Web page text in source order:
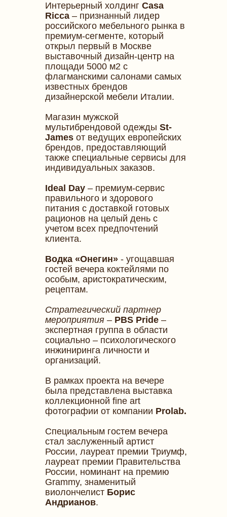
Интерьерный холдинг Casa
Ricca – признанный лидер
российского мебельного рынка в
премиум-сегменте, который
открыл первый в Москве
выставочный дизайн-центр на
площади 5000 м2 с
флагманскими салонами самых
известных брендов
дизайнерской мебели Италии.
Магазин мужской
мультибрендовой одежды St-
James от ведущих европейских
брендов, предоставляющий
также специальные сервисы для
индивидуальных заказов.
Ideal Day – премиум-сервис
правильного и здорового
питания с доставкой готовых
рационов на целый день с
учетом всех предпочтений
клиента.
Водка «Онегин» - угощавшая
гостей вечера коктейлями по
особым, аристократическим,
рецептам.
Стратегический партнер
мероприятия – PBS Pride –
экспертная группа в области
социально – психологического
инжиниринга личности и
организаций.
В рамках проекта на вечере
была представлена выставка
коллекционной fine art
фотографии от компании Prolab.
Специальным гостем вечера
стал заслуженный артист
России, лауреат премии Триумф,
лауреат премии Правительства
России, номинант на премию
Grammy, знаменитый
виолончелист Борис
Андрианов.